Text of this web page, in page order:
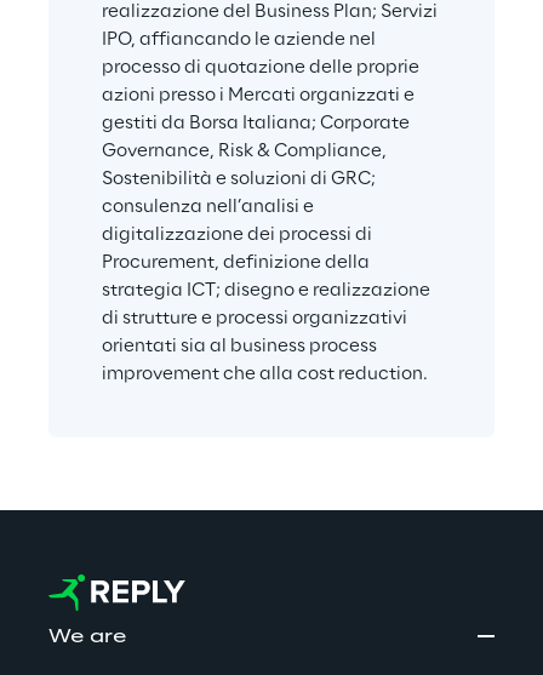
realizzazione del Business Plan; Servizi
IPO, affiancando le aziende nel
processo di quotazione delle proprie
azioni presso i Mercati organizzati e
gestiti da Borsa Italiana; Corporate
Governance, Risk & Compliance,
Sostenibilità e soluzioni di GRC;
consulenza nell’analisi e
digitalizzazione dei processi di
Procurement, definizione della
strategia ICT; disegno e realizzazione
di strutture e processi organizzativi
orientati sia al business process
improvement che alla cost reduction.
We are